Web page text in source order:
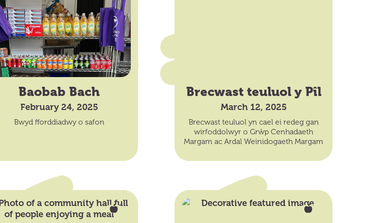
Baobab Bach
February 24, 2025
Bwyd fforddiadwy o safon
Brecwast teuluol y Pîl
March 12, 2025
Brecwast teuluol yn cael ei redeg gan
wirfoddolwyr o Grŵp Cenhadaeth
Margam ac Ardal Weinidogaeth Margam